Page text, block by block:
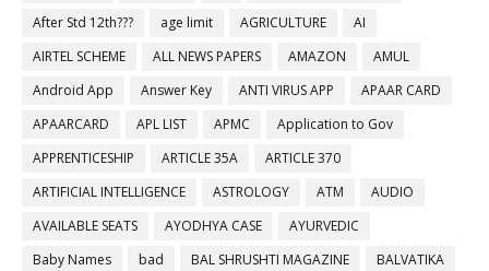
After Std 12th???
age limit AGRICULTURE
AI
AIRTEL SCHEME
ALL NEWS PAPERS AMAZON
AMUL
Android App
Answer Key ANTI VIRUS APP
APAAR CARD
APAARCARD
APL LIST APMC
Application to Gov
APPRENTICESHIP
ARTICLE 35A
ARTICLE 370
ARTIFICIAL INTELLIGENCE
ASTROLOGY ATM
AUDIO
AVAILABLE SEATS
AYODHYA CASE
AYURVEDIC
Baby Names
bad BAL SHRUSHTI MAGAZINE
BALVATIKA